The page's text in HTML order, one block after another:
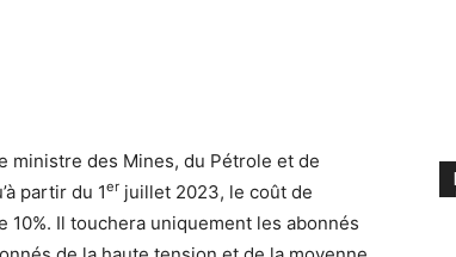
ministre des Mines, du Pétrole et de
partir du 1er juillet 2023, le coût de
Il touchera uniquement les abonnés